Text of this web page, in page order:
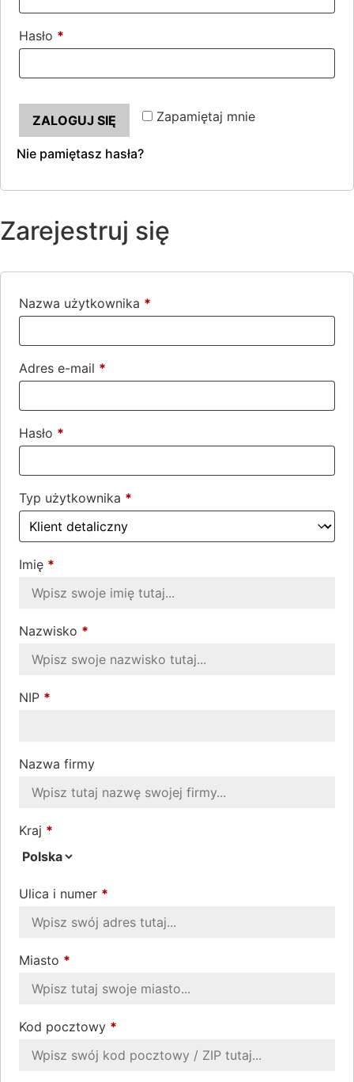
Hasło *
Zapamiętaj mnie
ZALOGUJ SIĘ
Nie pamiętasz hasła?
Zarejestruj się
Nazwa użytkownika *
Adres e-mail *
Hasło *
Typ użytkownika *
Imię *
Nazwisko *
NIP *
Nazwa firmy
Kraj *
Ulica i numer *
Miasto *
Kod pocztowy *